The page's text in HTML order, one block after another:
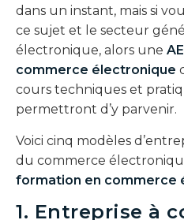
dans un instant, mais si
ce sujet et le secteur
électronique, alors une
commerce électronique
cours techniques et
permettront d’y parvenir.
Voici cinq modèles
du commerce
formation en commerce
1. Entreprise à